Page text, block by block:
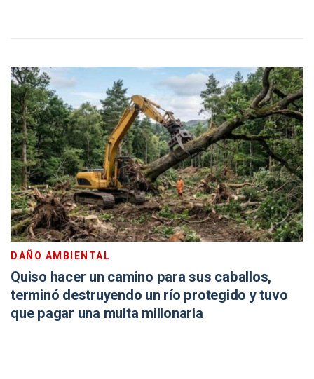
DAÑO AMBIENTAL
Quiso hacer un camino para sus caballos,
terminó destruyendo un río protegido y tuvo
que pagar una multa millonaria